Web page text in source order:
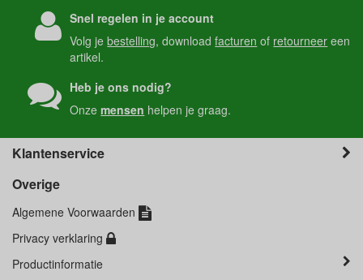
Snel regelen in je account
Volg jebestelling, downloadfacturen of retourneer een
artikel.
Heb je ons nodig?
Onzemensen helpen je graag.
Klantenservice
Overige
Algemene Voorwaarden
Privacy verklaring
Productinformatie